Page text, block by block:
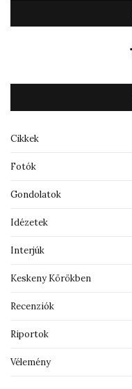
Cikkek
Fotók
Gondolatok
Idézetek
Interjúk
Keskeny Körökben
Recenziók
Riportok
Vélemény